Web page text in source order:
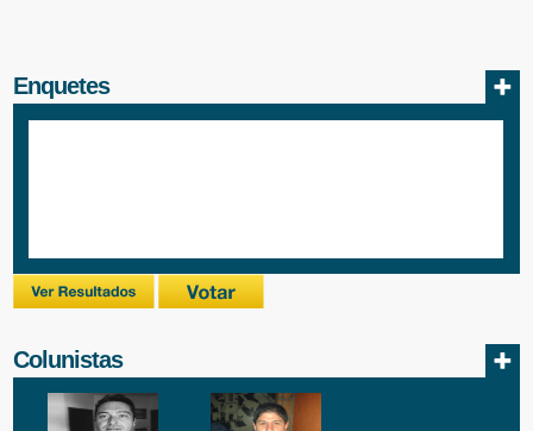
Enquetes
Colunistas